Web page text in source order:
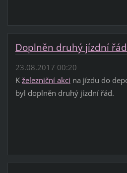
Doplněn druhý jízdní
23.08.2017 00:20
K železniční akci na jízdu do
byl doplněn druhý jízdní řád.